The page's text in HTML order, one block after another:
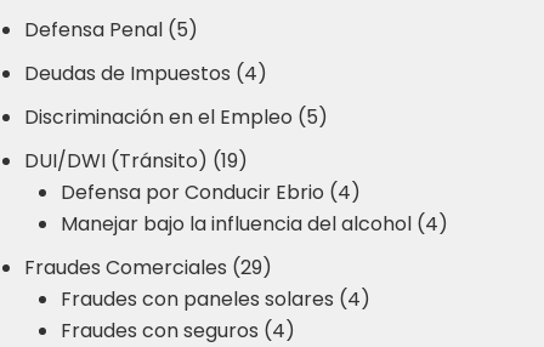
Defensa Penal (5)
Deudas de Impuestos (4)
Discriminación en el Empleo (5)
DUI/DWI (Tránsito) (19)
Defensa por Conducir Ebrio (4)
Manejar bajo la influencia del alcohol (4)
Fraudes Comerciales (29)
Fraudes con paneles solares (4)
Fraudes con seguros (4)